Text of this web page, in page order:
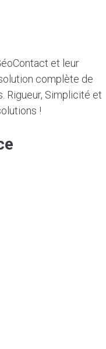
et leur
complète de
Rigueur, Simplicité et
!